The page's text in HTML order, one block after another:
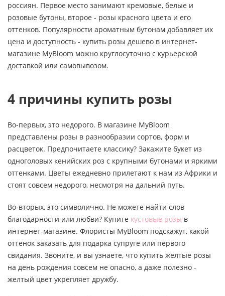
россиян. Первое место занимают кремовые, белые и
розовые бутоны, второе - розы красного цвета и его
оттенков. Популярности ароматным бутонам добавляет их
цена и доступность - купить розы дешево в интернет-
магазине MyBloom можно круглосуточно с курьерской
доставкой или самовывозом.
4 причины купить розы
Во-первых, это недорого. В магазине MyBloom
представлены розы в разнообразии сортов, форм и
расцветок. Предпочитаете классику? Закажите букет из
одноголовых кенийских роз с крупными бутонами и яркими
оттенками. Цветы ежедневно прилетают к нам из Африки и
стоят совсем недорого, несмотря на дальний путь.
Во-вторых, это символично. Не можете найти слов
благодарности или любви? Купите кустовые розы в
интернет-магазине. Флористы MyBloom подскажут, какой
оттенок заказать для подарка супруге или первого
свидания. Звоните, и вы узнаете, что купить желтые розы
на день рождения совсем не опасно, а даже полезно -
желтый цвет укрепляет дружбу.